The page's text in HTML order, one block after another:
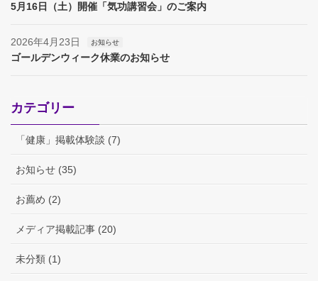
5月16日（土）開催「気功講習会」のご案内
2026年4月23日 お知らせ
ゴールデンウィーク休業のお知らせ
カテゴリー
「健康」掲載体験談 (7)
お知らせ (35)
お薦め (2)
メディア掲載記事 (20)
未分類 (1)